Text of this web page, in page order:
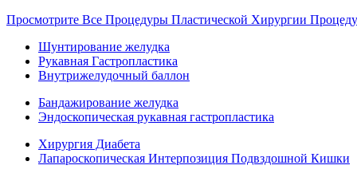
Просмотрите Все Процедуры Пластической Хирургии
Шунтирование желудка
Рукавная Гастропластика
Внутрижелудочный баллон
Бандажирование желудка
Эндоскопическая рукавная гастропластика
Хирургия Диабета
Лапароскопическая Интерпозиция Подвздошной Кишки